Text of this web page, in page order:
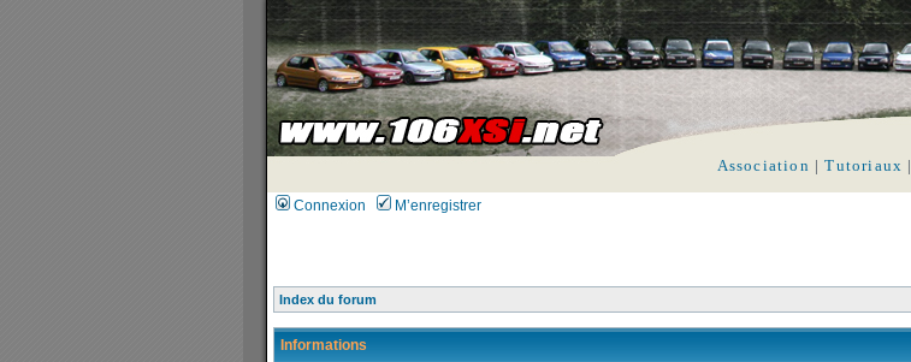
Association |Tutoriaux |
Connexion M’enregistrer
Index du forum
Informations